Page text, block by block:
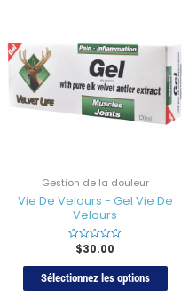
Gestion de la douleur
Vie De Velours - Gel Vie De
Velours
Rated
sur
5
$30.00
Sélectionnez les options